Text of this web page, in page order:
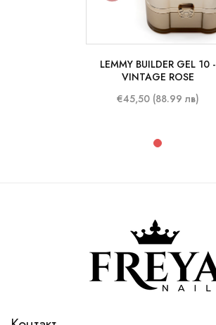
50 ml
LEMMY BUILDER GEL 10 -
VINTAGE ROSE
€45,50 (88.99 лв)